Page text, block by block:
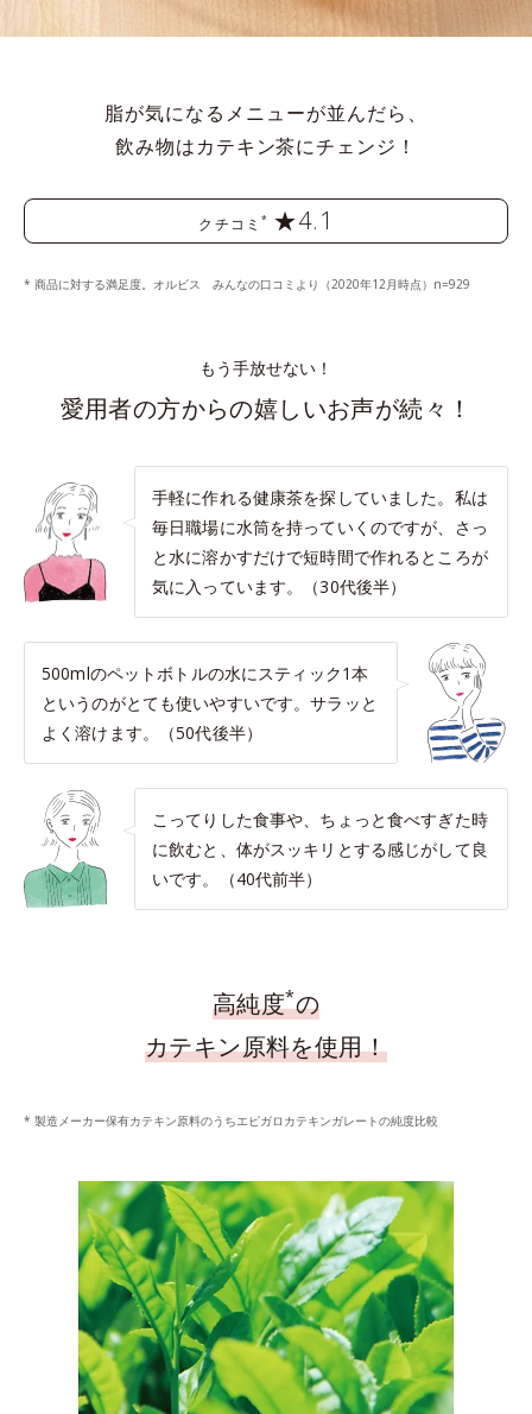
脂が気になるメニューが並んだら、
飲み物はカテキン茶にチェンジ！
クチコミ* ★4.1
* 商品に対する満足度。オルビス みんなの口コミより（2020年12月時点）n=929
もう手放せない！
愛用者の方からの嬉しいお声が続々！
手軽に作れる健康茶を探していました。私は
毎日職場に水筒を持っていくのですが、さっ
と水に溶かすだけで短時間で作れるところが
気に入っています。（30代後半）
500mlのペットボトルの水にスティック1本
というのがとても使いやすいです。サラッと
よく溶けます。（50代後半）
こってりした食事や、ちょっと食べすぎた時
に飲むと、体がスッキリとする感じがして良
いです。（40代前半）
高純度*の
カテキン原料を使用！
* 製造メーカー保有カテキン原料のうちエピガロカテキンガレートの純度比較